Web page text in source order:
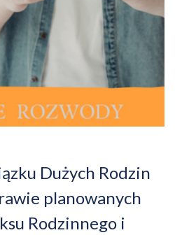
Dużych Rodzin
planowanych
Rodzinnego i